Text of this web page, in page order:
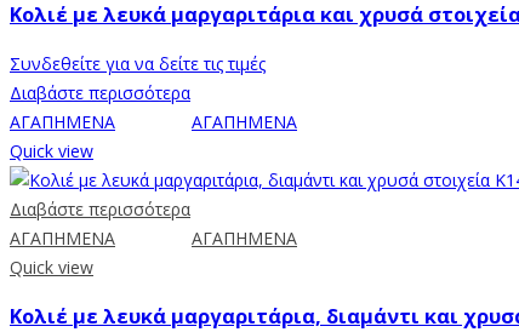
Κολιέ με λευκά μαργαριτάρια και χρυσά στοιχεία
Συνδεθείτε για να δείτε τις τιμές
Διαβάστε περισσότερα
ΑΓΑΠΗΜΕΝΑ
ΑΓΑΠΗΜΕΝΑ
Quick view
Διαβάστε περισσότερα
ΑΓΑΠΗΜΕΝΑ
ΑΓΑΠΗΜΕΝΑ
Quick view
Κολιέ με λευκά μαργαριτάρια, διαμάντι και